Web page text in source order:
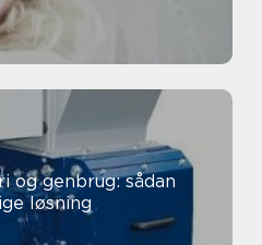
og genbrug: sådan
løsning